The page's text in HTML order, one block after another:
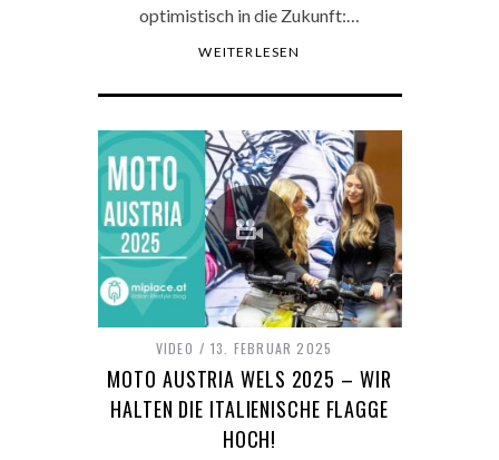
optimistisch in die Zukunft:…
WEITERLESEN
VIDEO 13. FEBRUAR 2025
MOTO AUSTRIA WELS 2025 – WIR
HALTEN DIE ITALIENISCHE FLAGGE
HOCH!